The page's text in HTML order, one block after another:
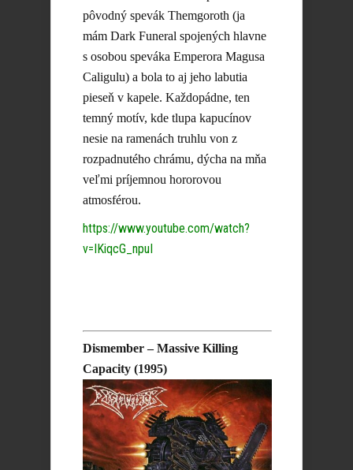
pôvodný spevák Themgoroth (ja
mám Dark Funeral spojených hlavne
s osobou speváka Emperora Magusa
Caligulu) a bola to aj jeho labutia
pieseň v kapele. Každopádne, ten
temný motív, kde tlupa kapucínov
nesie na ramenách truhlu von z
rozpadnutého chrámu, dýcha na mňa
veľmi príjemnou hororovou
atmosférou.
https://www.youtube.com/watch?
v=IKiqcG_npuI
Dismember – Massive Killing
Capacity (1995)